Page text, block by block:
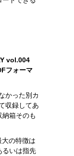
vol.004
フォーマ
かった別カ
収録してあ
箱そのも
の特徴は
るいは指先